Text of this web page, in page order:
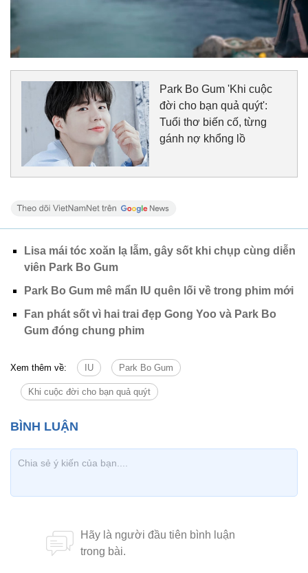
Park Bo Gum 'Khi cuộc
đời cho bạn quả quýt':
Tuổi thơ biến cố, từng
gánh nợ khổng lồ
Lisa mái tóc xoăn lạ lẫm, gây sốt khi chụp cùng diễn
viên Park Bo Gum
Park Bo Gum mê mẩn IU quên lối về trong phim mới
Fan phát sốt vì hai trai đẹp Gong Yoo và Park Bo
Gum đóng chung phim
Xem thêm về: IU Park Bo Gum
Khi cuộc đời cho bạn quả quýt